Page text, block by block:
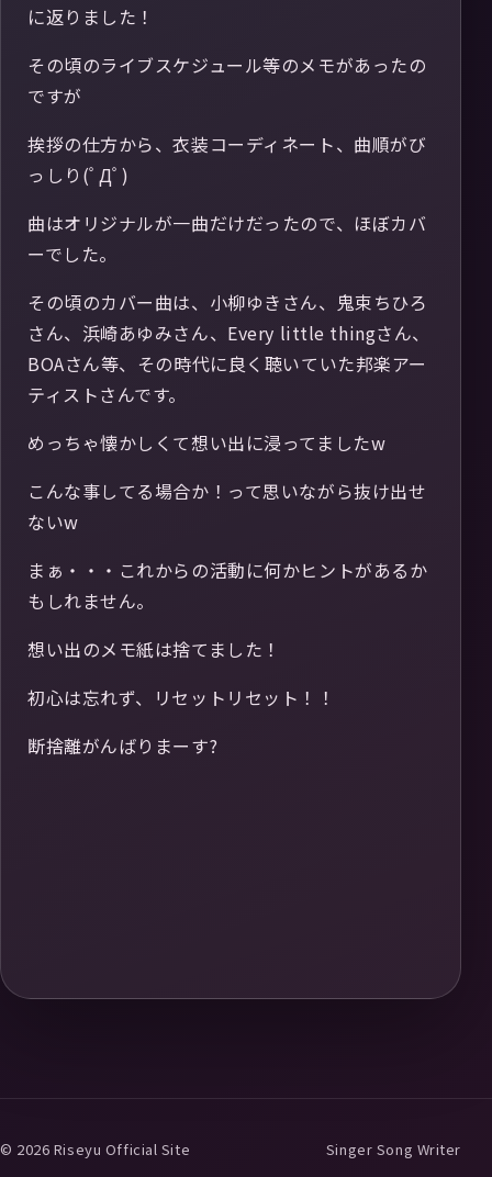
に返りました！
その頃のライブスケジュール等のメモがあったの
ですが
挨拶の仕方から、衣装コーディネート、曲順がび
っしり(ﾟДﾟ)
曲はオリジナルが一曲だけだったので、ほぼカバ
ーでした。
その頃のカバー曲は、小柳ゆきさん、鬼束ちひろ
さん、浜崎あゆみさん、Every little thingさん、
BOAさん等、その時代に良く聴いていた邦楽アー
ティストさんです。
めっちゃ懐かしくて想い出に浸ってましたw
こんな事してる場合か！って思いながら抜け出せ
ないw
まぁ・・・これからの活動に何かヒントがあるか
もしれません。
想い出のメモ紙は捨てました！
初心は忘れず、リセットリセット！！
断捨離がんばりまーす?
© 2026 Riseyu Official Site Singer Song Writer